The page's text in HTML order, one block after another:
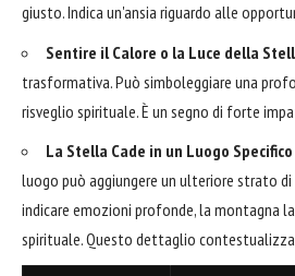
giusto. Indica un'ansia riguardo alle
Sentire il Calore o la Luce della
trasformativa. Può simboleggiare una
risveglio spirituale. È un segno di forte
La Stella Cade in un Luogo
luogo può aggiungere un ulteriore strato
indicare emozioni profonde, la montagna
spirituale. Questo dettaglio